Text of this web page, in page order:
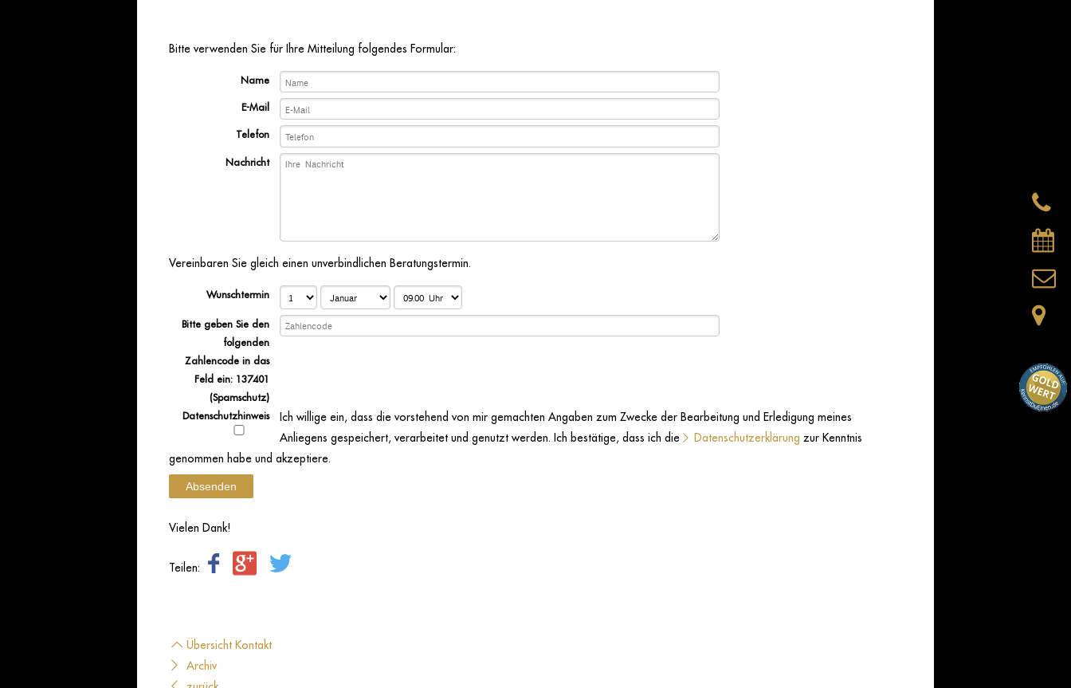
Bitte verwenden Sie für Ihre Mitteilung folgendes Formular:
Name
E-Mail
Telefon
Nachricht
Vereinbaren Sie gleich einen unverbindlichen Beratungstermin.
Wunschtermin
Bitte geben Sie den
folgenden
Zahlencode in das
Feld ein: 137401
(Spamschutz)
Datenschutzhinweis
Ich willige ein, dass die vorstehend von mir gemachten Angaben zum Zwecke der Bearbeitung und Erledigung meines
Anliegens gespeichert, verarbeitet und genutzt werden. Ich bestätige, dass ich die
Datenschutzerklärung zur Kenntnis
genommen habe und akzeptiere.
Absenden
Vielen Dank!
Teilen:
Übersicht Kontakt
Archiv